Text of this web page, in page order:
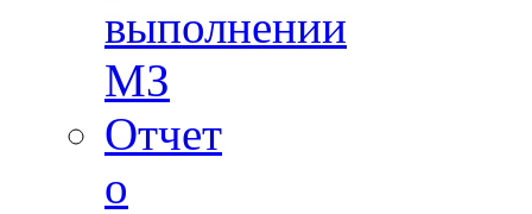
выполнении
МЗ
Отчет
о